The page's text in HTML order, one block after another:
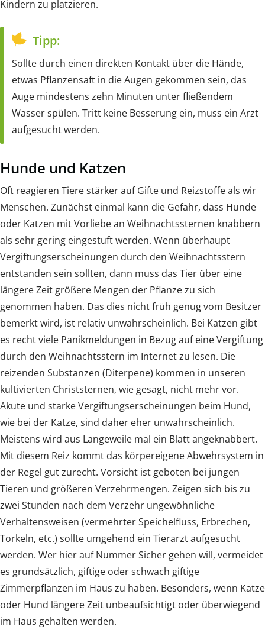
Kindern zu platzieren.
Tipp:
Sollte durch einen direkten Kontakt über die Hände,
etwas Pflanzensaft in die Augen gekommen sein, das
Auge mindestens zehn Minuten unter fließendem
Wasser spülen. Tritt keine Besserung ein, muss ein Arzt
aufgesucht werden.
Hunde und Katzen
Oft reagieren Tiere stärker auf Gifte und Reizstoffe als wir
Menschen. Zunächst einmal kann die Gefahr, dass Hunde
oder Katzen mit Vorliebe an Weihnachtssternen knabbern
als sehr gering eingestuft werden. Wenn überhaupt
Vergiftungserscheinungen durch den Weihnachtsstern
entstanden sein sollten, dann muss das Tier über eine
längere Zeit größere Mengen der Pflanze zu sich
genommen haben. Das dies nicht früh genug vom Besitzer
bemerkt wird, ist relativ unwahrscheinlich. Bei Katzen gibt
es recht viele Panikmeldungen in Bezug auf eine Vergiftung
durch den Weihnachtsstern im Internet zu lesen. Die
reizenden Substanzen (Diterpene) kommen in unseren
kultivierten Christsternen, wie gesagt, nicht mehr vor.
Akute und starke Vergiftungserscheinungen beim Hund,
wie bei der Katze, sind daher eher unwahrscheinlich.
Meistens wird aus Langeweile mal ein Blatt angeknabbert.
Mit diesem Reiz kommt das körpereigene Abwehrsystem in
der Regel gut zurecht. Vorsicht ist geboten bei jungen
Tieren und größeren Verzehrmengen. Zeigen sich bis zu
zwei Stunden nach dem Verzehr ungewöhnliche
Verhaltensweisen (vermehrter Speichelfluss, Erbrechen,
Torkeln, etc.) sollte umgehend ein Tierarzt aufgesucht
werden. Wer hier auf Nummer Sicher gehen will, vermeidet
es grundsätzlich, giftige oder schwach giftige
Zimmerpflanzen im Haus zu haben. Besonders, wenn Katze
oder Hund längere Zeit unbeaufsichtigt oder überwiegend
im Haus gehalten werden.